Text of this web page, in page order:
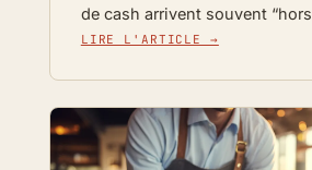
de cash arrivent souvent “hors
LIRE L'ARTICLE →